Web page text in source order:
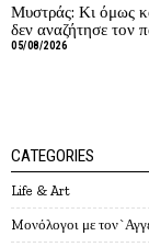
Μυστράς: Κι όμως
δεν αναζήτησε τον
05/08/2026
CATEGORIES
Life & Art
Mονόλογοι με